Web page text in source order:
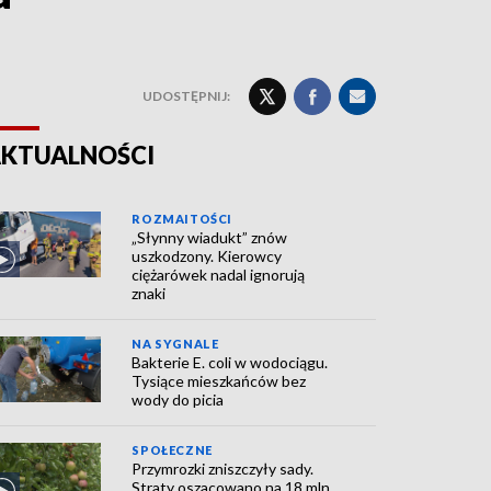
UDOSTĘPNIJ:
ROZMAITOŚCI
„Słynny wiadukt” znów
uszkodzony. Kierowcy
ciężarówek nadal ignorują
znaki
NA SYGNALE
Bakterie E. coli w wodociągu.
Tysiące mieszkańców bez
wody do picia
SPOŁECZNE
Przymrozki zniszczyły sady.
Straty oszacowano na 18 mln